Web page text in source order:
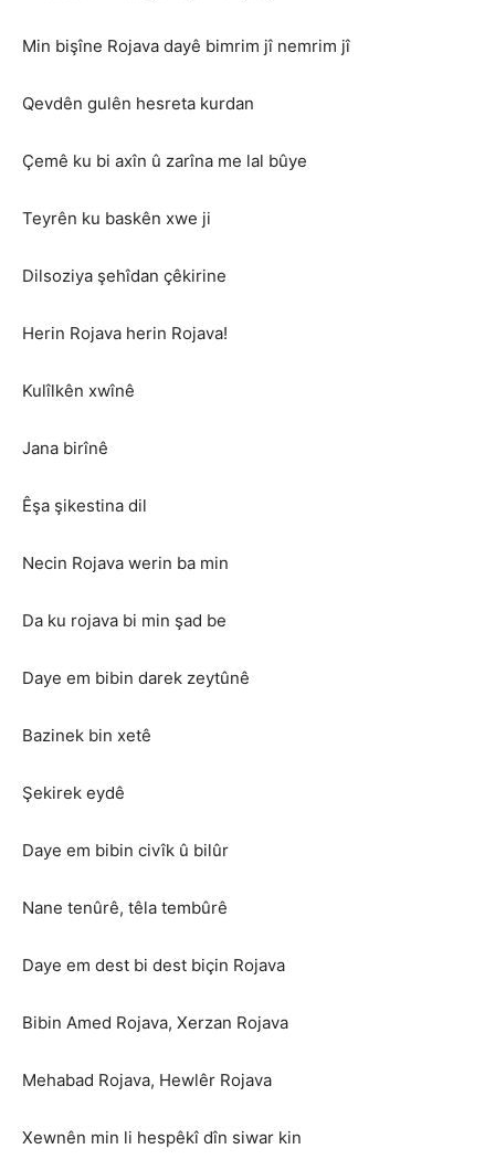
Min bişîne Rojava dayê bimrim jî nemrim jî
Qevdên gulên hesreta kurdan
Çemê ku bi axîn û zarîna me lal bûye
Teyrên ku baskên xwe ji
Dilsoziya şehîdan çêkirine
Herin Rojava herin Rojava!
Kulîlkên xwînê
Jana birînê
Êşa şikestina dil
Necin Rojava werin ba min
Da ku rojava bi min şad be
Daye em bibin darek zeytûnê
Bazinek bin xetê
Şekirek eydê
Daye em bibin civîk û bilûr
Nane tenûrê, têla tembûrê
Daye em dest bi dest biçin Rojava
Bibin Amed Rojava, Xerzan Rojava
Mehabad Rojava, Hewlêr Rojava
Xewnên min li hespêkî dîn siwar kin